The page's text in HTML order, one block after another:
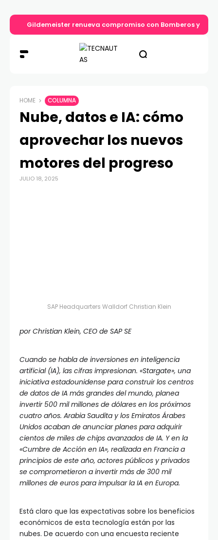
Gildemeister renueva compromiso con Bomberos y
HOME COLUMNA
Nube, datos e IA: cómo
aprovechar los nuevos
motores del progreso
JULIO 18, 2025
SAP Headquarters Walldorf Christian Klein
por Christian Klein, CEO de SAP SE
Cuando se habla de inversiones en inteligencia
artificial (IA), las cifras impresionan. «Stargate», una
iniciativa estadounidense para construir los centros
de datos de IA más grandes del mundo, planea
invertir 500 mil millones de dólares en los próximos
cuatro años. Arabia Saudita y los Emiratos Árabes
Unidos acaban de anunciar planes para adquirir
cientos de miles de chips avanzados de IA. Y en la
«Cumbre de Acción en IA», realizada en Francia a
principios de este año, actores públicos y privados
se comprometieron a invertir más de 300 mil
millones de euros para impulsar la IA en Europa.
Está claro que las expectativas sobre los beneficios
económicos de esta tecnología están por las
nubes. De acuerdo con una encuesta reciente